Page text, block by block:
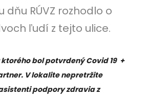
dňu RÚVZ rozhodlo o
ľudí z tejto ulice.
bol potvrdený Covid 19 +
V lokalite nepretržite
podpory zdravia z